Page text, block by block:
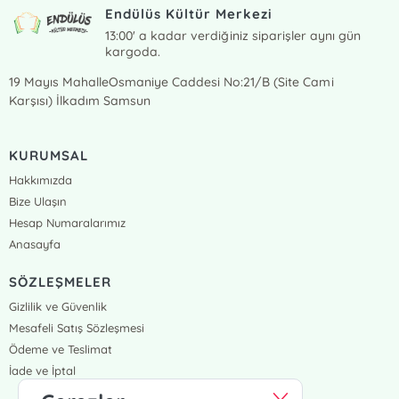
Endülüs Kültür Merkezi
13:00' a kadar verdiğiniz siparişler aynı gün
kargoda.
19 Mayıs MahalleOsmaniye Caddesi No:21/B (Site Cami
Karşısı) İlkadım Samsun
KURUMSAL
Hakkımızda
Bize Ulaşın
Hesap Numaralarımız
Anasayfa
SÖZLEŞMELER
Gizlilik ve Güvenlik
Mesafeli Satış Sözleşmesi
Ödeme ve Teslimat
İade ve İptal